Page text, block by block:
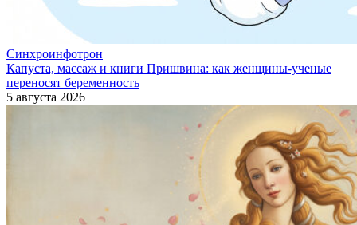
Синхроинфотрон
Капуста, массаж и книги Пришвина: как женщины-ученые
переносят беременность
5 августа 2026